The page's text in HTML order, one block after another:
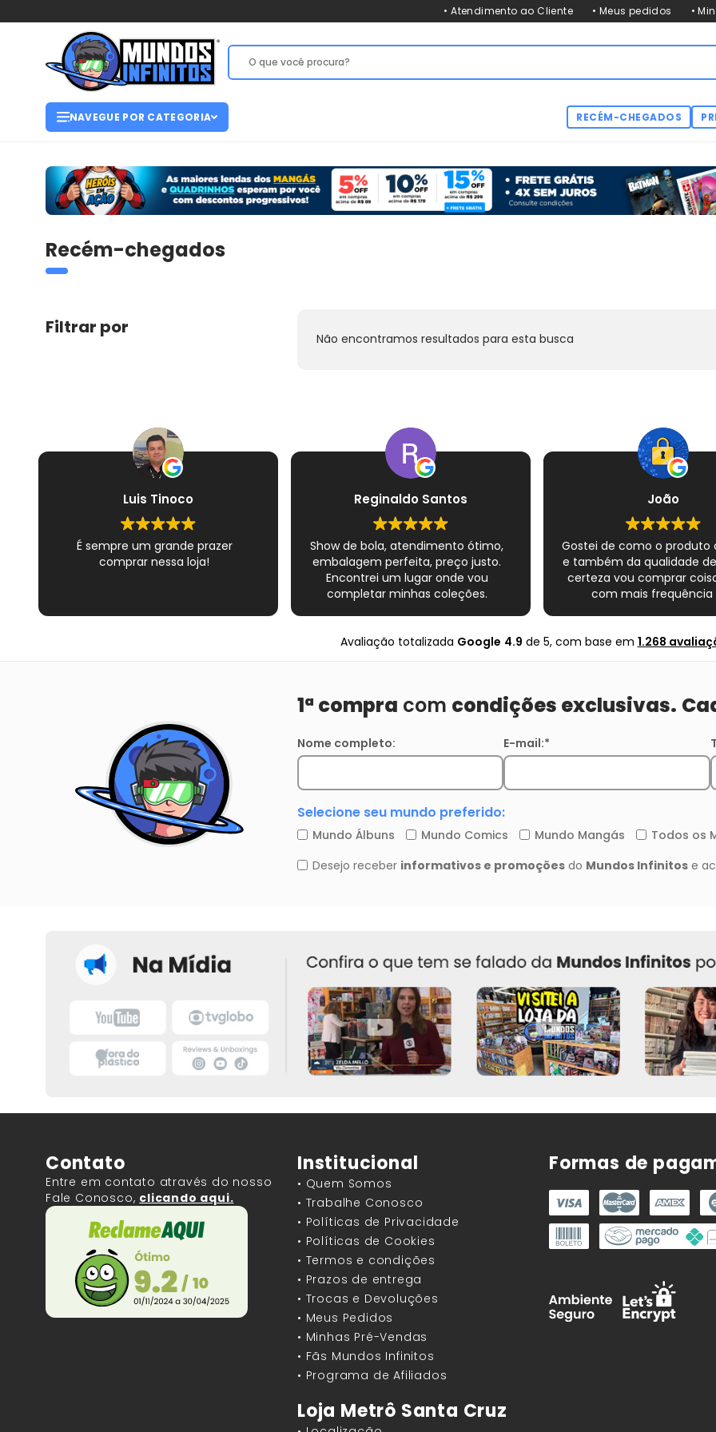
• Atendimento ao Cliente • Meus pedidos •
NAVEGUE POR CATEGORIA RECÉM-CHEGADOS
Recém-chegados
Filtrar por
Não encontramos resultados para esta busca
Luis Tinoco
É sempre um grande prazer
comprar nessa loja!
Reginaldo Santos
Show de bola, atendimento ótimo,
embalagem perfeita, preço justo.
Encontrei um lugar onde vou
completar minhas coleções.
épico dos quadrinhos e novamente
satisfeito com o Mundo infinito.
João
Gostei de como o produto
e também da qualidade
certeza vou comprar
com mais frequência
Avaliação totalizada Google 4.9 de 5, com base em 1.268
Contato
Entre em contato através do nosso
Fale Conosco, clicando aqui.
Institucional
• Quem Somos
• Trabalhe Conosco
• Políticas de Privacidade
• Políticas de Cookies
• Termos e condições
• Prazos de entrega
• Trocas e Devoluções
• Meus Pedidos
• Minhas Pré-Vendas
• Fãs Mundos Infinitos
• Programa de Afiliados
Loja Metrô Santa Cruz
Formas de